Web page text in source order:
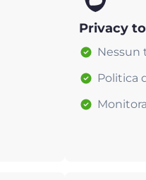
Privacy
Nessun
Politica